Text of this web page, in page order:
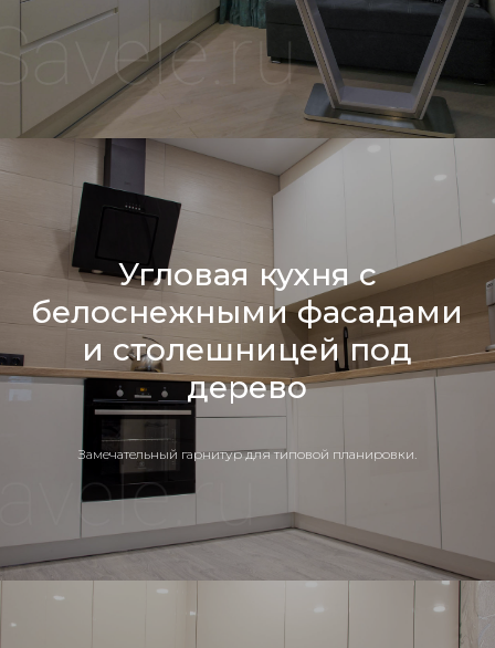
Угловая кухня с
белоснежными фасадами
и столешницей под
дерево
Замечательный гарнитур для типовой планировки.